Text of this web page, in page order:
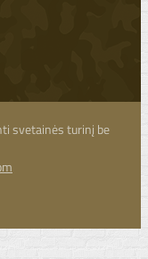
svetainės turinį be